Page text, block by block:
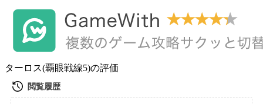
ターロス(覇眼戦線5)の評価